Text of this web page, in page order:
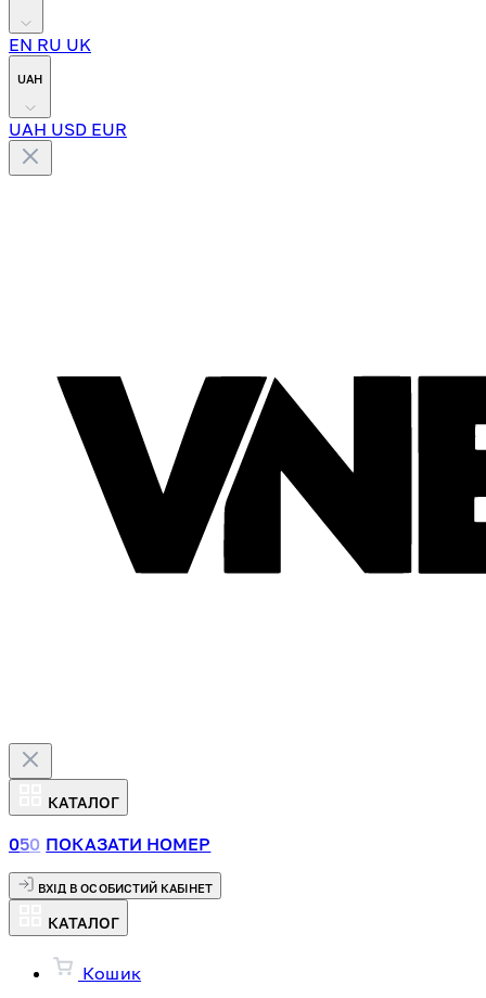
EN RU UK
UAH
UAH USD EUR
КАТАЛОГ
050 ПОКАЗАТИ НОМЕР
ВХІД В ОСОБИСТИЙ КАБІНЕТ
КАТАЛОГ
Кошик